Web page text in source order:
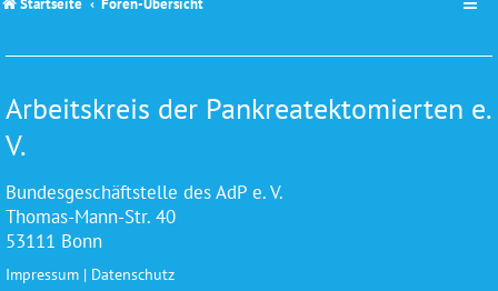
Startseite Foren-Übersicht
Arbeitskreis der Pankreatektomierten e.
V.
Bundesgeschäftstelle des AdP e. V.
Thomas-Mann-Str. 40
53111 Bonn
Impressum | Datenschutz